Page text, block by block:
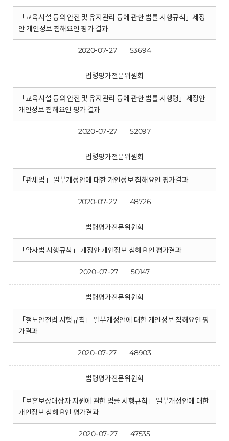
「교육시설 등의 안전 및 유지관리 등에 관한 법률 시행규칙」제정
안 개인정보 침해요인 평가 결과
2020-07-27 53694
법령평가전문위원회
「교육시설 등의 안전 및 유지관리 등에 관한 법률 시행령」제정안
개인정보 침해요인 평가 결과
2020-07-27 52097
법령평가전문위원회
「관세법」 일부개정안에 대한 개인정보 침해요인 평가결과
2020-07-27 48726
법령평가전문위원회
「약사법 시행규칙」 개정안 개인정보 침해요인 평가결과
2020-07-27 50147
법령평가전문위원회
「철도안전법 시행규칙」 일부개정안에 대한 개인정보 침해요인 평
가결과
2020-07-27 48903
법령평가전문위원회
「보훈보상대상자 지원에 관한 법률 시행규칙」 일부개정안에 대한
개인정보 침해요인 평가결과
2020-07-27 47535